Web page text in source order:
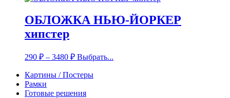
ОБЛОЖКА НЬЮ-ЙОРКЕР
хипстер
290 ₽ – 3480 ₽ Выбрать...
Картины / Постеры
Рамки
Готовые решения